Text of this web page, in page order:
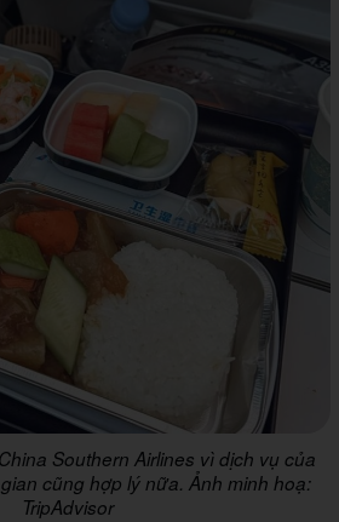
Southern Airlines vì dịch vụ của
cũng hợp lý nữa. Ảnh minh hoạ:
TripAdvisor